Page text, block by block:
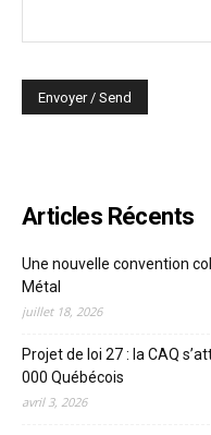
Articles Récents
Une nouvelle convention
Métal
juillet 18, 2026
Projet de loi 27 : la CAQ
000 Québécois
avril 3, 2026